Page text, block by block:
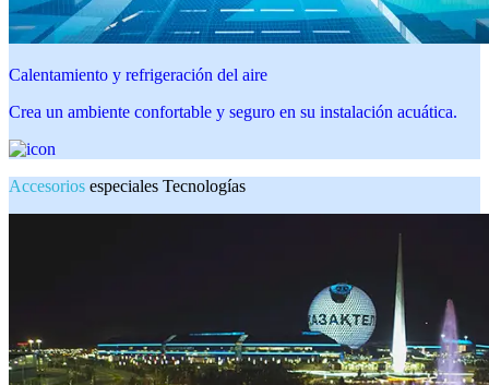
Calentamiento y refrigeración del aire
Crea un ambiente confortable y seguro en su instalación acuática.
Accesorios especiales Tecnologías